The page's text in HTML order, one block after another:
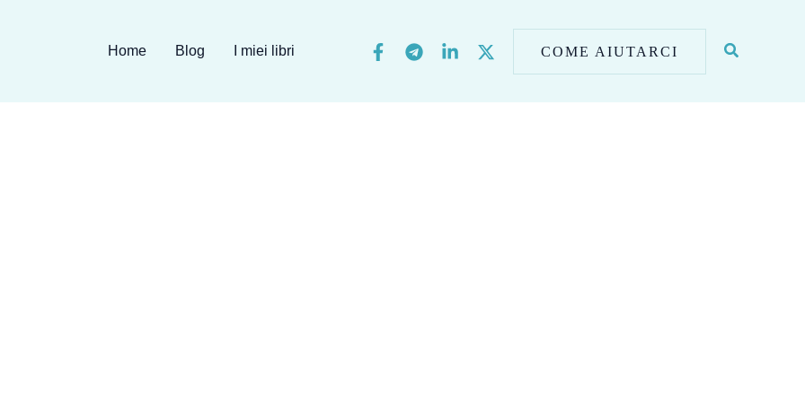
Home Blog I miei libri COME AIUTARCI